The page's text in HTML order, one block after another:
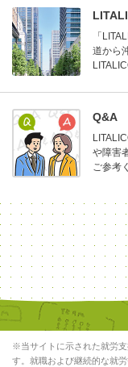
「
道から
Q&A
や障害
ご参考
※当サイトに示された就労
す。就職および継続的な就